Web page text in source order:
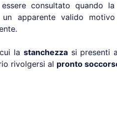
consultato quando la
un apparente valido
la stanchezzasi presenti
rivolgersi al pronto